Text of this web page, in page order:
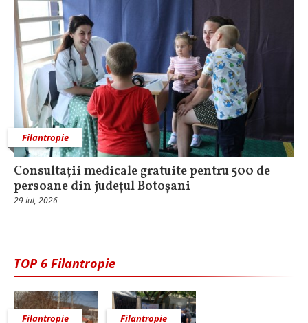
Filantropie
Consultații medicale gratuite pentru 500 de
persoane din județul Botoșani
29 Iul, 2026
TOP 6 Filantropie
Filantropie Filantropie